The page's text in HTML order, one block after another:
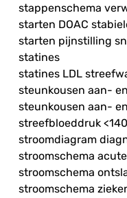
stappenschema
starten DOAC
starten pijnstilling
statines
statines LDL
steunkousen aan-
steunkousen aan-
streefbloeddruk
stroomdiagram
stroomschema
stroomschema
stroomschema